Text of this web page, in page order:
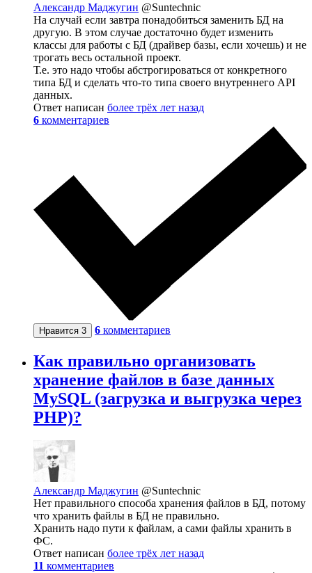
Александр Маджугин @Suntechnic
На случай если завтра понадобиться заменить БД на
другую. В этом случае достаточно будет изменить
классы для работы с БД (драйвер базы, если хочешь) и не
трогать весь остальной проект.
Т.е. это надо чтобы абстрогироваться от конкретного
типа БД и сделать что-то типа своего внутреннего API
данных.
Ответ написан более трёх лет назад
6 комментариев
Нравится 3 6 комментариев
Как правильно организовать
хранение файлов в базе данных
MySQL (загрузка и выгрузка через
PHP)?
Александр Маджугин @Suntechnic
Нет правильного способа хранения файлов в БД, потому
что хранить файлы в БД не правильно.
Хранить надо пути к файлам, а сами файлы хранить в
ФС.
Ответ написан более трёх лет назад
11 комментариев